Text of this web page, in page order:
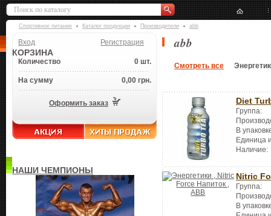
Спортивное питание Каталог продукции Производители abb
Вход Регистрация
КОРЗИНА
Количество 0 шт.
На сумму 0,00 грн.
Оформить заказ
НАШИ ЧЕМПИОНЫ
abb
Смотреть все
Diet
Группа:
В
Единица
Наличие:
Nitric
Группа:
В